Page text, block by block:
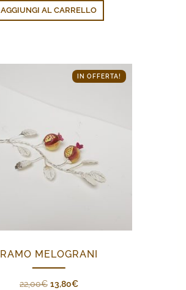
AGGIUNGI AL CARRELLO
IN OFFERTA!
RAMO MELOGRANI
22,00€ Il
13,80€Il